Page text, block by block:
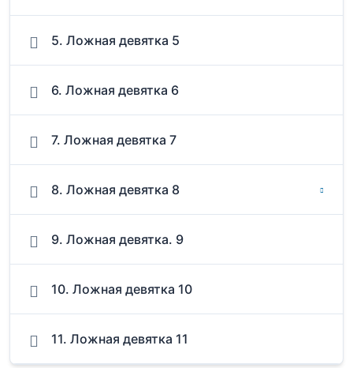
5. Ложная девятка 5
6. Ложная девятка 6
7. Ложная девятка 7
8. Ложная девятка 8
9. Ложная девятка. 9
10. Ложная девятка 10
11. Ложная девятка 11